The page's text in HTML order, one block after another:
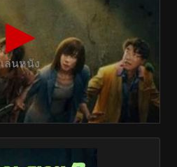
▶
เล่นหนัง